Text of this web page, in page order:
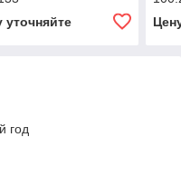
уточняйте
год